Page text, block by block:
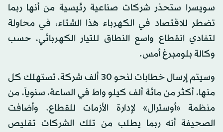
سويسرا ستحذر شركات صناعية رئيسية من أنها ربما
تضطر للاقتصاد في الكهرباء هذا الشتاء، في محاولة
لتفادي انقطاع واسع النطاق للتيار الكهربائي، حسب
وكالة بلومبرغ أمس.
وسيتم إرسال خطابات لنحو 30 ألف شركة، تستهلك كل
منها، أكثر من مائة ألف كيلو واط في الساعة، سنوياً، من
منظمة «أوسترال» لإدارة الأزمات للقطاع. وأضافت
الصحيفة أنه ربما يطلب من تلك الشركات تقليص